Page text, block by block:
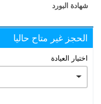
شهادة البورد
الحجز غير متاح حاليا
اختيار العيادة